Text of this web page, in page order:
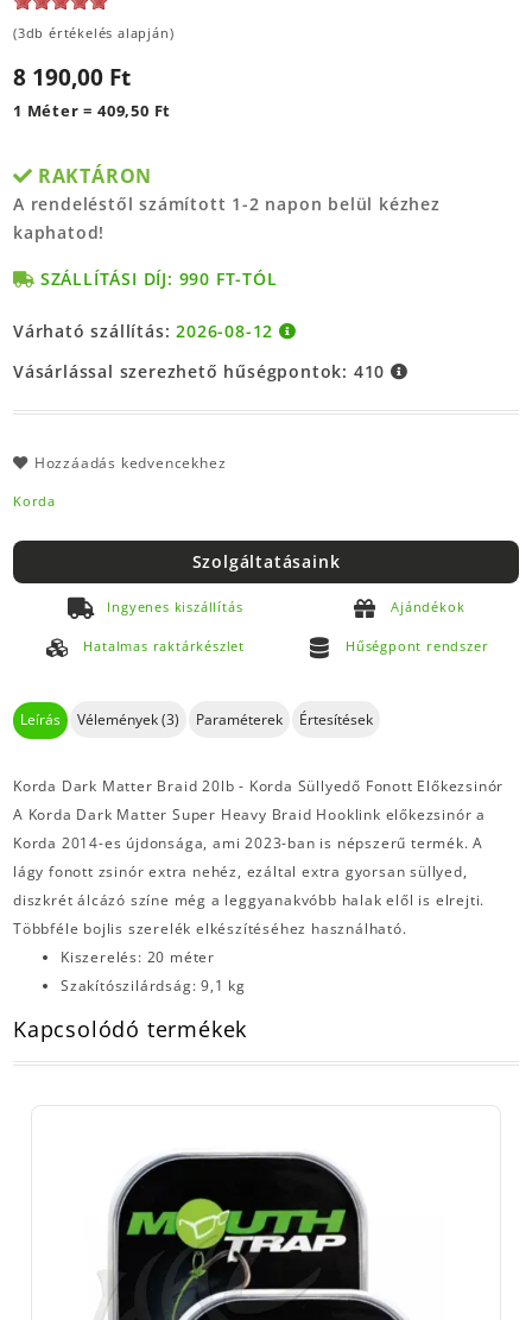
(3db értékelés alapján)
8 190,00 Ft
1 Méter = 409,50 Ft
RAKTÁRON
A rendeléstől számított 1-2 napon belül kézhez
kaphatod!
SZÁLLÍTÁSI DÍJ: 990 FT-TÓL
Várható szállítás:2026-08-12
Vásárlással szerezhető hűségpontok: 410
Hozzáadás kedvencekhez
Korda
Szolgáltatásaink
Ingyenes kiszállítás Ajándékok
Hatalmas raktárkészlet Hűségpont rendszer
Leírás Vélemények (3) Paraméterek Értesítések
Korda Dark Matter Braid 20lb - Korda Süllyedő Fonott Előkezsinór
A Korda Dark Matter Super Heavy Braid Hooklink előkezsinór a
Korda 2014-es újdonsága, ami 2023-ban is népszerű termék. A
lágy fonott zsinór extra nehéz, ezáltal extra gyorsan süllyed,
diszkrét álcázó színe még a leggyanakvóbb halak elől is elrejti.
Többféle bojlis szerelék elkészítéséhez használható.
Kiszerelés: 20 méter
Szakítószilárdság: 9,1 kg
Kapcsolódó termékek